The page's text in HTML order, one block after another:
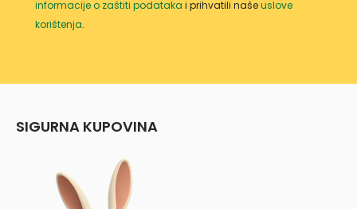
informacije o zaštiti podataka i prihvatili našeuslove
korištenja.
SIGURNA KUPOVINA